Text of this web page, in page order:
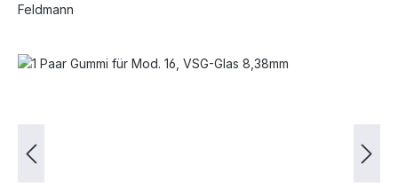
Feldmann
Bildergalerie überspringen